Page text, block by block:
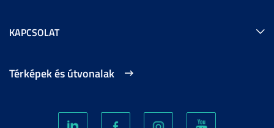
KAPCSOLAT
Térképek és útvonalak